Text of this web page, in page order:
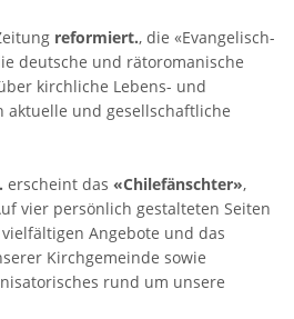
reformiert., die «Evangelisch-
deutsche und rätoromanische
kirchliche Lebens- und
aktuelle und gesellschaftliche
erscheint das «Chilefänschter»,
vier persönlich gestalteten Seiten
Angebote und das
Kirchgemeinde sowie
rund um unsere